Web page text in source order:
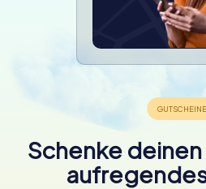
Schenke